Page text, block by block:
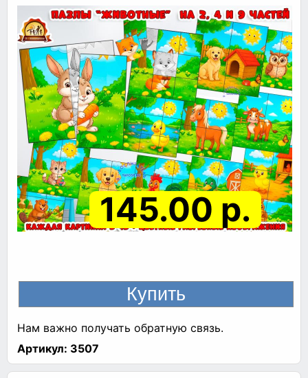
145.00 р.
Нам важно получать обратную связь.
Артикул: 3507